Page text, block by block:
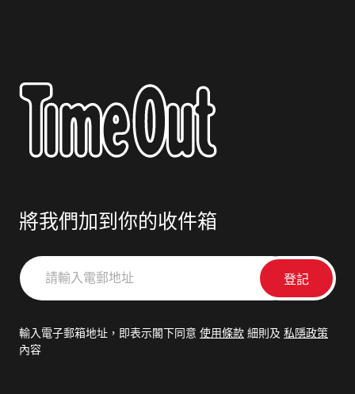
將我們加到你的收件箱
請
輸
郵
輸入電子郵箱地址，即表示閣下同意 使用條款 細則及 私隱政策
內容